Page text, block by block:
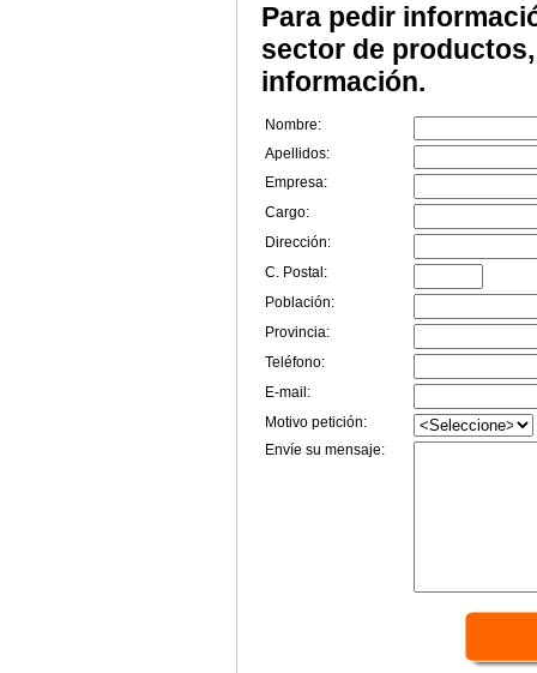
Para pedir
sector de
información.
Nombre:
Apellidos:
Empresa:
Cargo:
Dirección:
C. Postal:
Población:
Provincia:
Teléfono:
E-mail:
Motivo petición:
Envíe su mensaje: